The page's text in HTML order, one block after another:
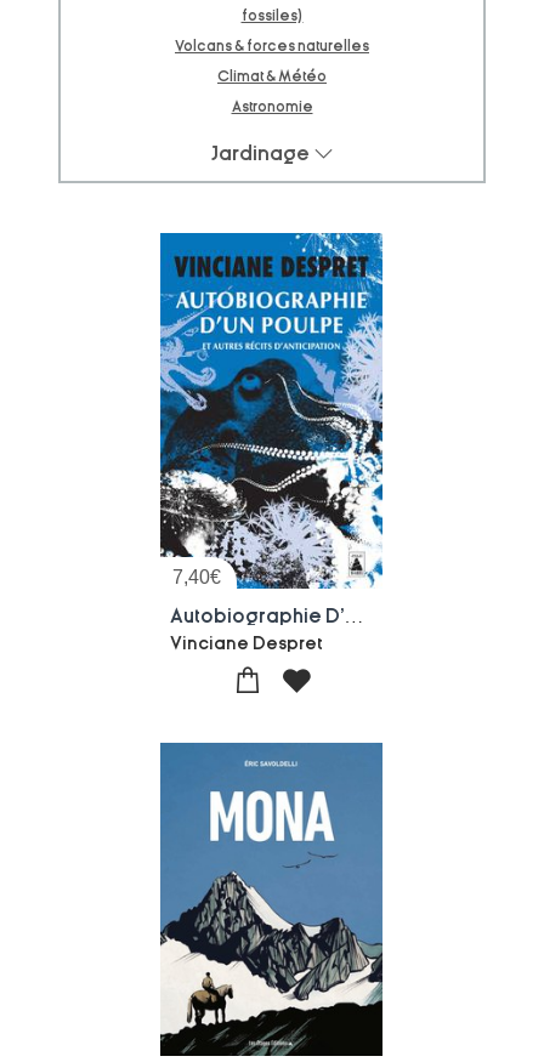
fossiles)
Volcans & forces naturelles
Climat & Météo
Astronomie
Jardinage
7,40€
Vinciane Despret